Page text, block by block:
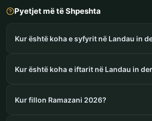
Pyetjet më të Shpeshta
Kur është koha e syfyrit në Landau in
Kur është koha e iftarit në Landau in
Kur fillon Ramazani 2026?